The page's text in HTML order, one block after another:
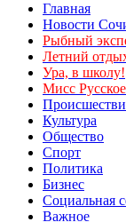
Главная
Новости
Рыбный
Летний
Ура, в школу!
Мисс
Культура
Общество
Спорт
Политика
Бизнес
Социальная
Важное